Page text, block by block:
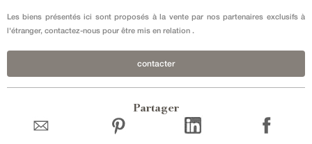
Les biens présentés ici sont proposés à la vente par nos partenaires exclusifs à
l'étranger, contactez-nous pour être mis en relation .
contacter
Partager